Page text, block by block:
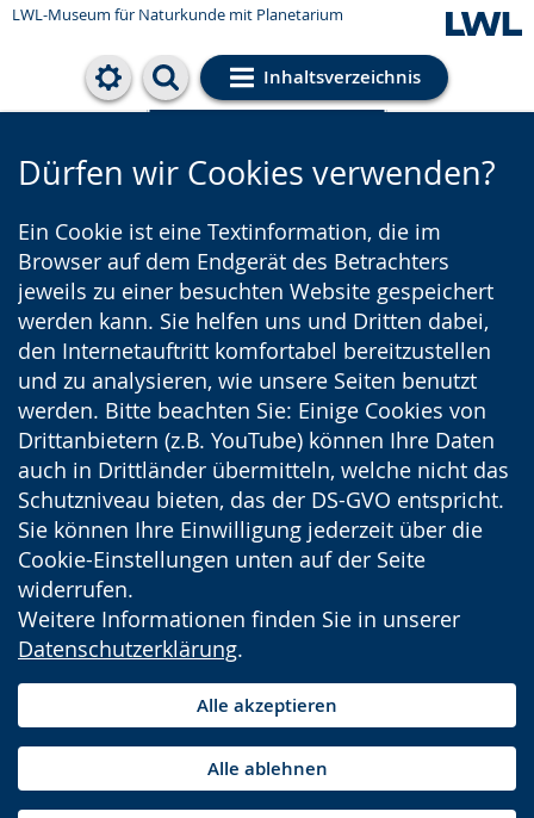
LWL-Museum für Naturkunde mit Planetarium
Inhaltsverzeichnis
Cookie-Einstellungen
Dürfen wir Cookies verwenden?
Ein Cookie ist eine Textinformation, die im
Browser auf dem Endgerät des Betrachters
jeweils zu einer besuchten Website gespeichert
werden kann. Sie helfen uns und Dritten dabei,
den Internetauftritt komfortabel bereitzustellen
und zu analysieren, wie unsere Seiten benutzt
werden. Bitte beachten Sie: Einige Cookies von
Drittanbietern (z.B. YouTube) können Ihre Daten
auch in Drittländer übermitteln, welche nicht das
Schutzniveau bieten, das der DS-GVO entspricht.
Sie können Ihre Einwilligung jederzeit über die
Cookie-Einstellungen unten auf der Seite
widerrufen.
Weitere Informationen finden Sie in unserer
Datenschutzerklärung.
Alle akzeptieren
Alle ablehnen